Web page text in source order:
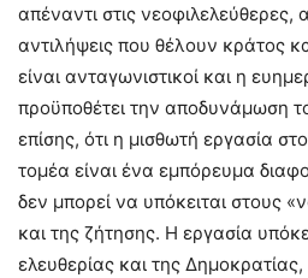
απέναντι στις νεοφιλελεύθερες,
αντιλήψεις που θέλουν κράτος
είναι ανταγωνιστικοί και η
προϋποθέτει την αποδυνάμωση
επίσης, ότι η μισθωτή εργασία
τομέα είναι ένα εμπόρευμα
δεν μπορεί να υπόκειται στους
και της ζήτησης. Η εργασία
ελευθερίας και της